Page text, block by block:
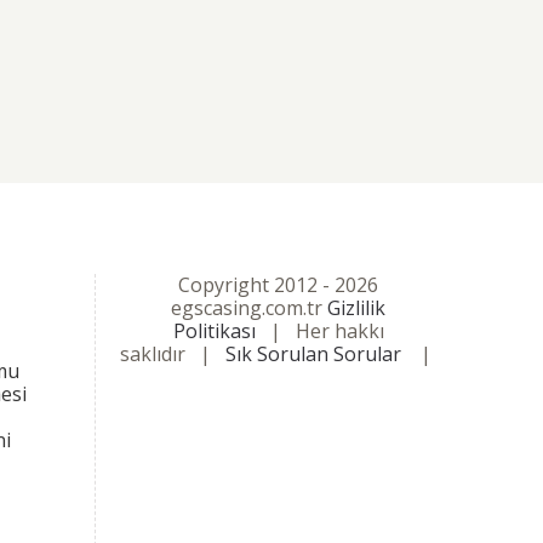
Copyright 2012 - 2026
egscasing.com.trGizlilik
Politikası | Her hakkı
saklıdır |Sık Sorulan Sorular |